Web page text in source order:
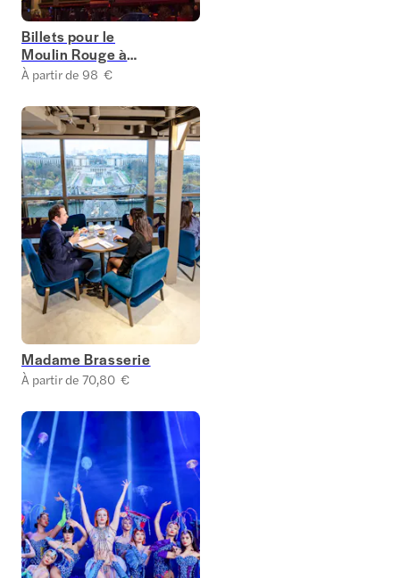
Billets pour le
Moulin Rouge à
Paris
À partir de 98 €
Madame Brasserie
À partir de 70,80 €